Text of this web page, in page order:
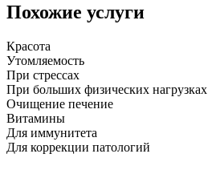
Похожие услуги
Красота
Утомляемость
При стрессах
При больших физических нагрузках
Очищение печение
Витамины
Для иммунитета
Для коррекции патологий